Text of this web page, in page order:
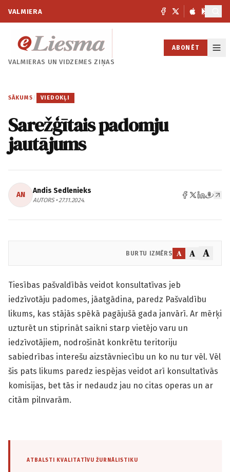
VALMIERA
VALMIERAS UNVIDZEMES ZIŅAS
ABONĒT
SĀKUMS / VIEDOKĻI
Sarežģītais padomju
jautājums
AN Andis Sedlenieks
AUTORS • 27.11.2024.
BURTU IZMĒRS A A A
Tiesības pašvaldībās veidot konsultatīvas jeb
iedzīvotāju padomes, jāatgādina, paredz Pašvaldību
likums, kas stājās spēkā pagājušā gada janvārī. Ar mērķi
uzturēt un stiprināt saikni starp vietējo varu un
iedzīvotājiem, nodrošināt konkrētu teritoriju
sabiedrības interešu aizstāvniecību un ko nu tur vēl. Vēl
šis pats likums paredz iespējas veidot arī konsultatīvās
komisijas, bet tās ir nedaudz jau no citas operas un ar
citām pilnvarām.
ATBALSTI KVALITATĪVU ŽURNĀLISTIKU